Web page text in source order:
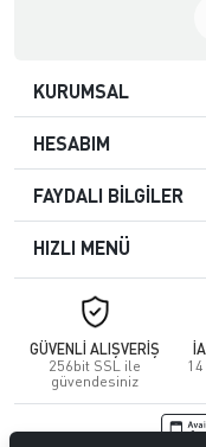
KURUMSAL
HESABIM
FAYDALI BİLGİLER
HIZLI MENÜ
GÜVENLİ ALIŞVERİŞ
256bit SSL ile
güvendesiniz